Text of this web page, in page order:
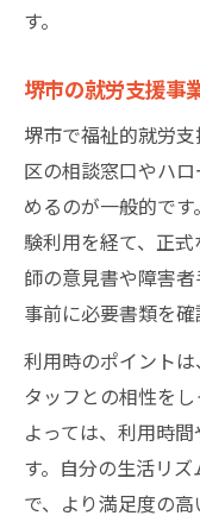
す。
堺市の就労支援事
堺市で福祉的就労
区の相談窓口やハ
めるのが一般的で
験利用を経て、正
師の意見書や障害者
事前に必要書類を確
利用時のポイント
タッフとの相性を
よっては、利用時
す。自分の生活リ
で、より満足度の